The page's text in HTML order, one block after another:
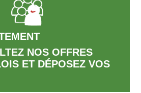
NOS OFFRES
ET DÉPOSEZ VOS